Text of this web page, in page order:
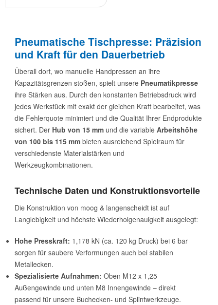
Pneumatische Tischpresse: Präzision
und Kraft für den Dauerbetrieb
Überall dort, wo manuelle Handpressen an ihre
Kapazitätsgrenzen stoßen, spielt unsere Pneumatikpresse
ihre Stärken aus. Durch den konstanten Betriebsdruck wird
jedes Werkstück mit exakt der gleichen Kraft bearbeitet, was
die Fehlerquote minimiert und die Qualität Ihrer Endprodukte
sichert. Der Hub von 15 mm und die variable Arbeitshöhe
von 100 bis 115 mm bieten ausreichend Spielraum für
verschiedenste Materialstärken und
Werkzeugkombinationen.
Technische Daten und Konstruktionsvorteile
Die Konstruktion von moog & langenscheidt ist auf
Langlebigkeit und höchste Wiederholgenauigkeit ausgelegt:
Hohe Presskraft: 1,178 kN (ca. 120 kg Druck) bei 6 bar
sorgen für saubere Verformungen auch bei stabilen
Metallecken.
Spezialisierte Aufnahmen: Oben M12 x 1,25
Außengewinde und unten M8 Innengewinde – direkt
passend für unsere Buchecken- und Splintwerkzeuge.